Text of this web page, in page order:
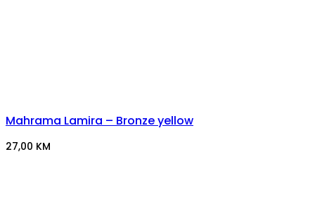
Mahrama Lamira – Bronze yellow
27,00 KM